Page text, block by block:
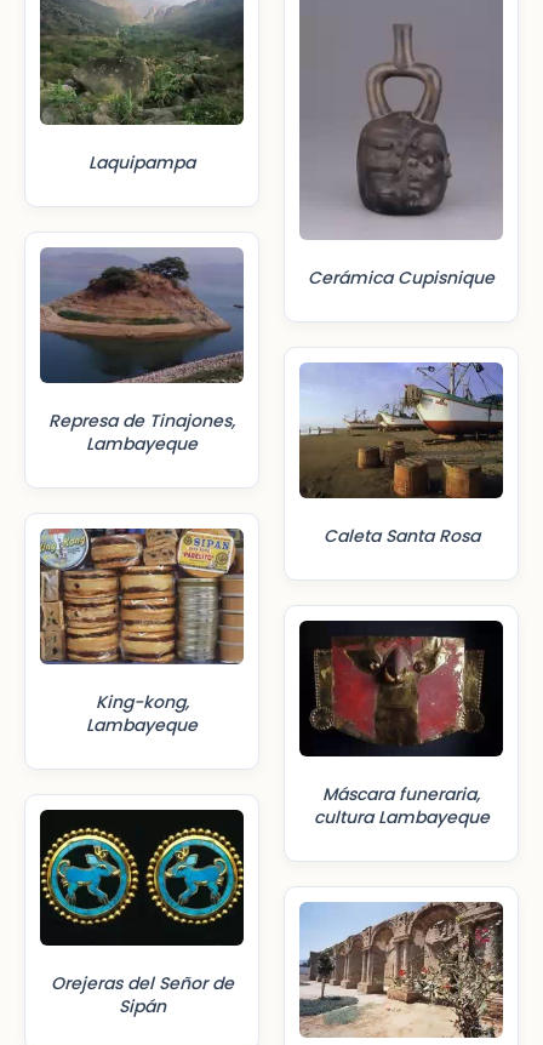
Laquipampa
Represa de Tinajones,
Lambayeque
King-kong,
Lambayeque
Orejeras del Señor de
Sipán
Cerámica Cupisnique
Caleta Santa Rosa
Máscara funeraria,
cultura Lambayeque